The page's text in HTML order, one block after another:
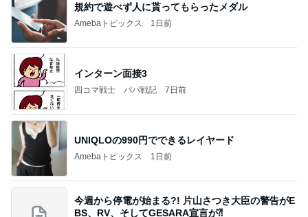
規約で遊べず人に貰ってもらったメダル
Amebaトピックス 1日前
インターン面接3
四コマ戦士 パパ戦記 7日前
UNIQLOの990円でできるレイヤード
Amebaトピックス 1日前
今週から停電が始まる?! 片山さつき大臣の警告がE
BS、RV、そしてGESARA宣言が⁈